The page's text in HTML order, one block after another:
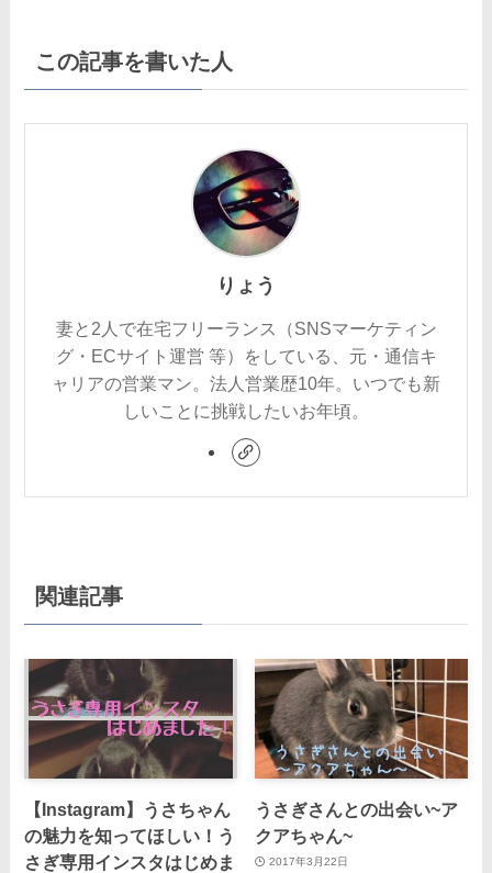
この記事を書いた人
りょう
妻と2人で在宅フリーランス（SNSマーケティン
グ・ECサイト運営 等）をしている、元・通信キ
ャリアの営業マン。法人営業歴10年。いつでも新
しいことに挑戦したいお年頃。
関連記事
【Instagram】うさちゃん
の魅力を知ってほしい！う
さぎ専用インスタはじめま
うさぎさんとの出会い~ア
クアちゃん~
2017年3月22日